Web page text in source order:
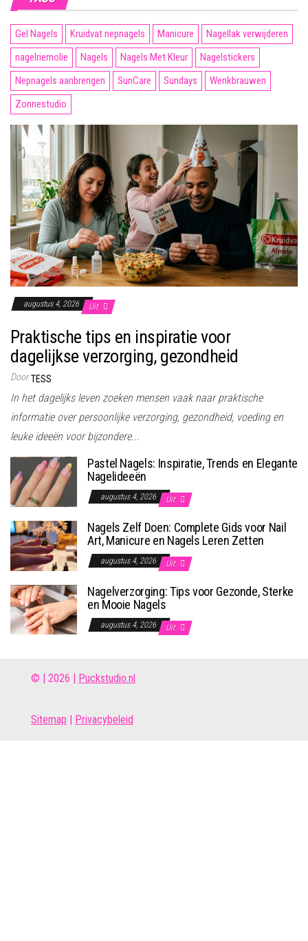
Gel Nagels Kruidvat nepnagels Manicure
Nagellak verwijderen
nagelriemolie
Nagels Nagels Met Kleur
Nagelstickers
Nepnagels aanbrengen
SunCare Sundays
Wenkbrauwen
Zonnestudio
augustus 4, 2026 Uit
Praktische tips en inspiratie voor
dagelijkse verzorging, gezondheid
Door TESS
In het dagelijks leven zoeken mensen vaak naar praktische
informatie over persoonlijke verzorging, gezondheid, voeding en
leuke ideeën voor bijzondere...
Pastel Nagels: Inspiratie, Trends en Elegante
Nagelideeën
augustus 4, 2026 Uit
Nagels Zelf Doen: Complete Gids voor Nail
Art, Manicure en Nagels Leren Zetten
augustus 4, 2026 Uit
Nagelverzorging: Tips voor Gezonde, Sterke
en Mooie Nagels
augustus 4, 2026 Uit
© | 2026 | Puckstudio.nl
Sitemap Privacybeleid